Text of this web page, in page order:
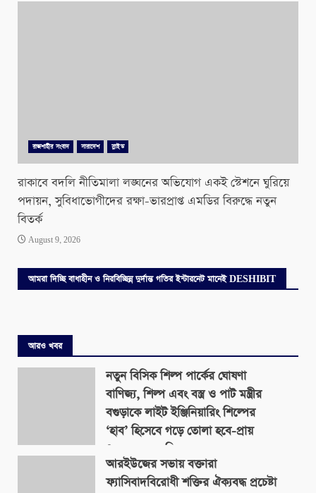
রাজশাহীর সংবাদ সারাদেশ স্লাইড
রাকাবে বদলি নীতিমালা লঙ্ঘনের অভিযোগ একই স্টেশনে ঘুরিয়ে
পদায়ন, সুবিধাভোগীদের রক্ষা-ভারপ্রাপ্ত এমডির বিরুদ্ধে নতুন
বিতর্ক
August 9, 2026
আমরা দিচ্ছি বাধাহীন ও নিরবিচ্ছিন্ন দুর্দান্ত গতির ইন্টারনেট মানেই DESHIBIT
আরও খবর
নতুন বিসিক শিল্প পার্কের ঘোষণা
বাণিজ্য, শিল্প এবং বস্ত্র ও পাট মন্ত্রীর
বগুড়াকে লাইট ইঞ্জিনিয়ারিং শিল্পের
‘হাব’ হিসেবে গড়ে তোলা হবে-প্রায়
৪০০ একর জমিতে
August 9, 2026
আরইউজের সভায় বক্তারা
ফ্যাসিবাদবিরোধী শক্তির ঐক্যবদ্ধ প্রচেষ্টা